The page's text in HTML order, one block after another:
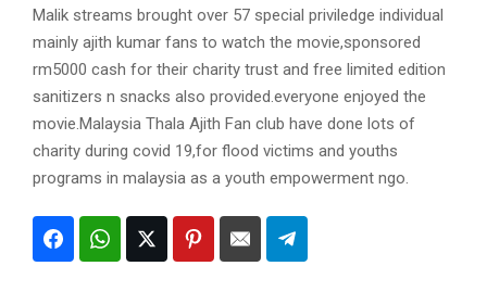
Malik streams brought over 57 special priviledge individual
mainly ajith kumar fans to watch the movie,sponsored
rm5000 cash for their charity trust and free limited edition
sanitizers n snacks also provided.everyone enjoyed the
movie.Malaysia Thala Ajith Fan club have done lots of
charity during covid 19,for flood victims and youths
programs in malaysia as a youth empowerment ngo.